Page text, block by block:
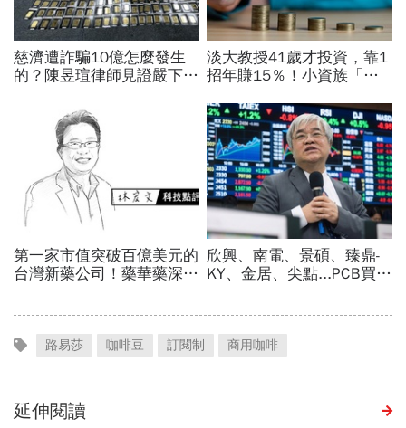
路易莎 咖啡豆 訂閱制 商用咖啡
延伸閱讀